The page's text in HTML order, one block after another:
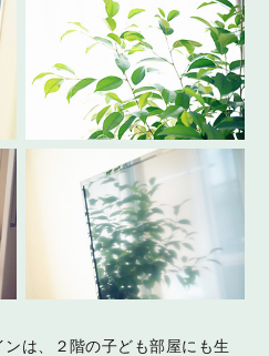
は、２階の子ども部屋にも生